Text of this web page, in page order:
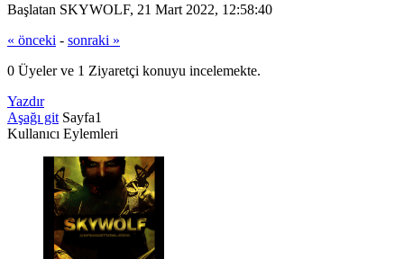
Başlatan SKYWOLF, 21 Mart 2022, 12:58:40
« önceki - sonraki »
0 Üyeler ve 1 Ziyaretçi konuyu incelemekte.
Yazdır
Aşağı git Sayfa1
Kullanıcı Eylemleri